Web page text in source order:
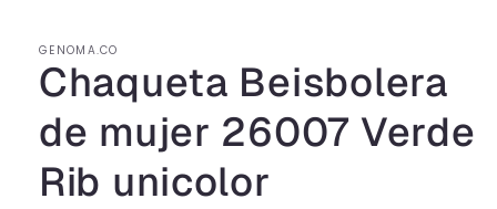
GENOMA.CO
Chaqueta Beisbolera
de mujer 26007 Verde
Rib unicolor